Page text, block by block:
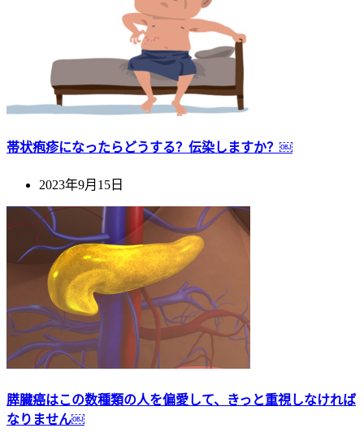
帯状疱疹になったらどうする？伝染しますか？￼
2023年9月15日
膵臓癌はこの数種類の人を偏愛して、きっと重視しなければ
なりません￼